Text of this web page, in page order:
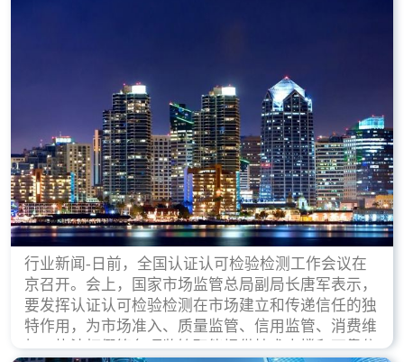
行业新闻-日前，全国认证认可检验检测工作会议在
京召开。会上，国家市场监管总局副局长唐军表示，
要发挥认证认可检验检测在市场建立和传递信任的独
特作用，为市场准入、质量监管、信用监管、消费维
权、执法打假等各项监管职能提供技术支撑和可靠依